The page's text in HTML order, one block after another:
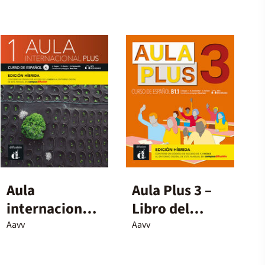
Aula
internacional
plus 1. Edición
Aavv
Aula Plus 3 –
Libro del
alumno
Aavv